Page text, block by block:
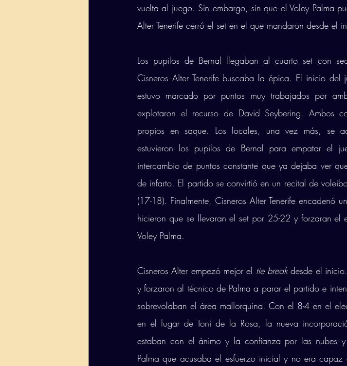
vuelta al juego. Sin embargo, sin que el Voley Palma
Alter Tenerife cerró el set en el que mandaron desde el
Los pupilos de Bernal llegaban al cuarto set con
Cisneros Alter Tenerife buscaba la épica. El inicio
estuvo marcado por puntos muy trabajados por
explotaron el recurso de David Seybering. Ambos
propios en saque. Los locales, una vez más, se
estuvieron los pupilos de Bernal para empatar el
intercambio de puntos constante que ya dejaba ver
de infarto. El partido se convirtió en un recital de
(17-18). Finalmente, Cisneros Alter Tenerife encadenó
hicieron que se llevaran el set por 25-22 y forzaran el
Voley Palma.
Cisneros Alter empezó mejor el tie break desde el
y forzaron al técnico de Palma a parar el partido e
sobrevolaban el área mallorquina. Con el 8-4 en el
en el lugar de Toni de la Rosa, la nueva
estaban con el ánimo y la confianza por las nubes
Palma que acusaba el esfuerzo inicial y no era